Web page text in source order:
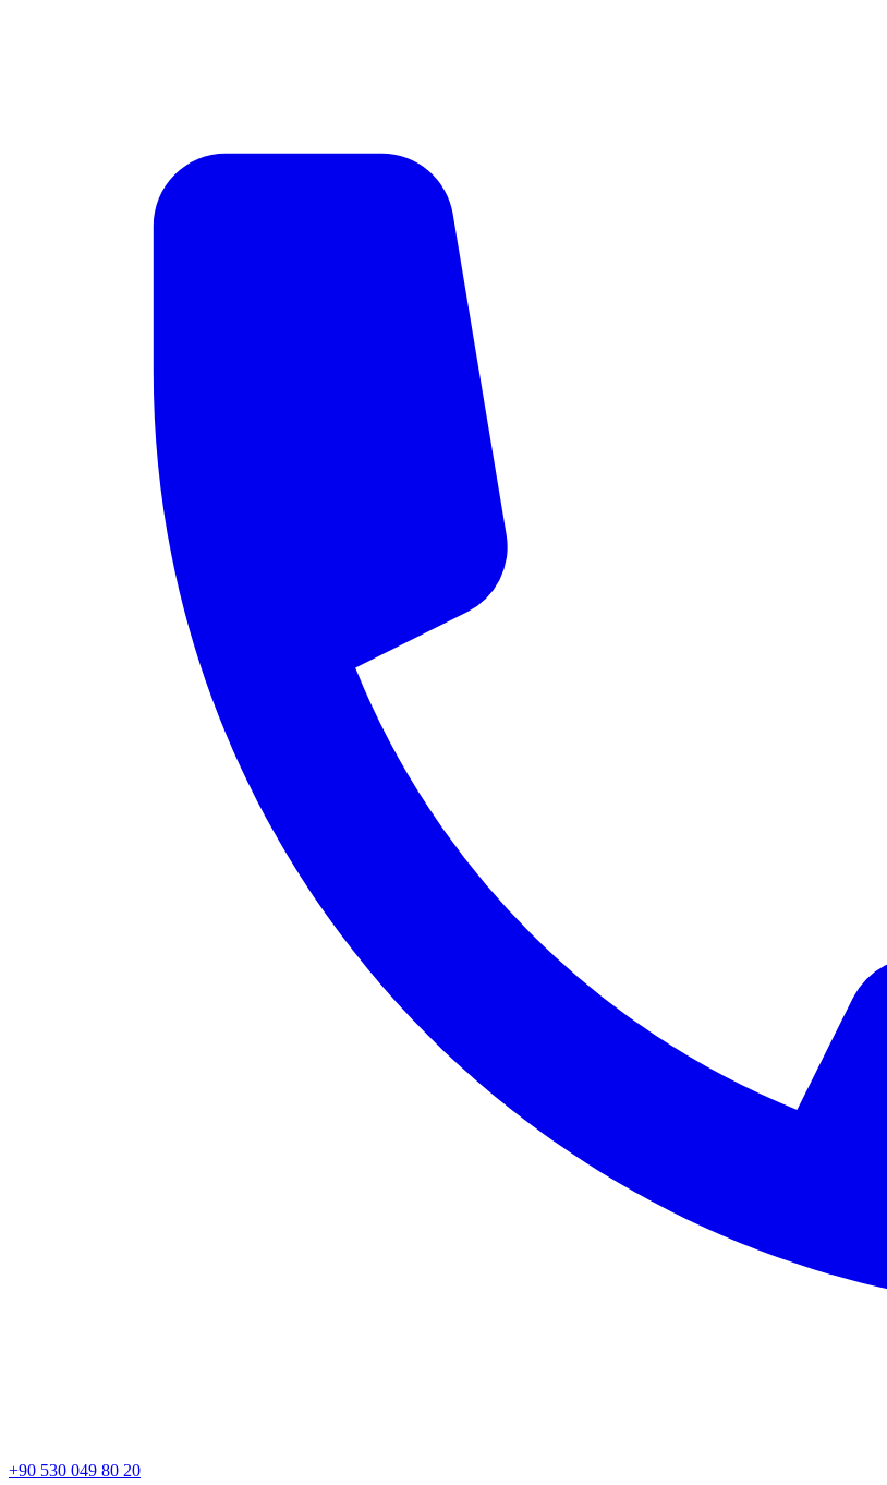
+90 530 049 80 20